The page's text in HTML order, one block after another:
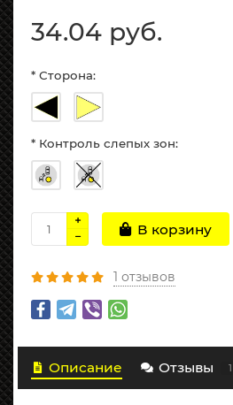
34.04 руб.
* Сторона:
* Контроль слепых зон:
В корзину
1 отзывов
Описание Отзывы 1